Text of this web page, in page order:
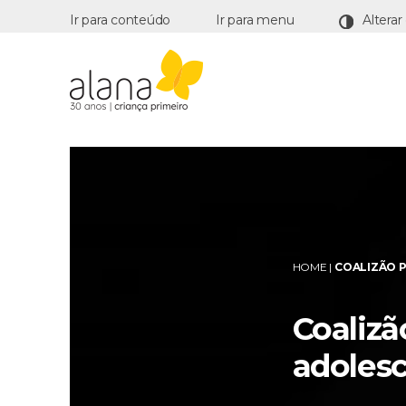
Ir para conteúdo Ir para menu
HOME | COALIZÃO